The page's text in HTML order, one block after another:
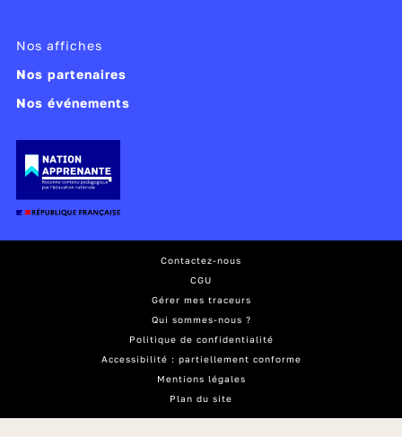
Nos affiches
Nos partenaires
Nos événements
Contactez-nous
CGU
Gérer mes traceurs
Qui sommes-nous ?
Politique de confidentialité
Accessibilité : partiellement conforme
Mentions légales
Plan du site